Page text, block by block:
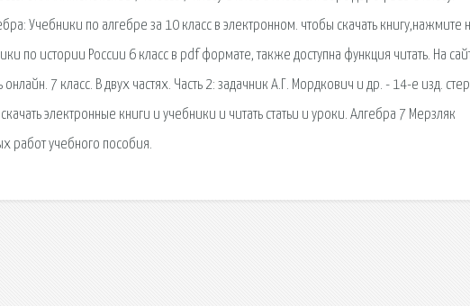
Учебники по алгебре за 10 класс в электронном. чтобы скачать книгу,нажмите
по истории России 6 класс в pdf формате, также доступна функция читать. На
7 класс. В двух частях. Часть 2: задачник А.Г. Мордкович и др. - 14-е изд.
электронные книги и учебники и читать статьи и уроки. Алгебра 7 Мерзляк
работ учебного пособия.